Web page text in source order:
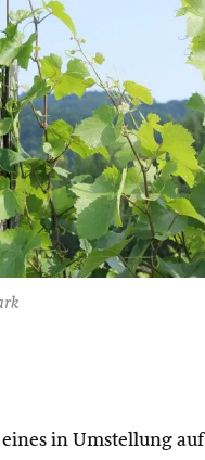
in Umstellung auf